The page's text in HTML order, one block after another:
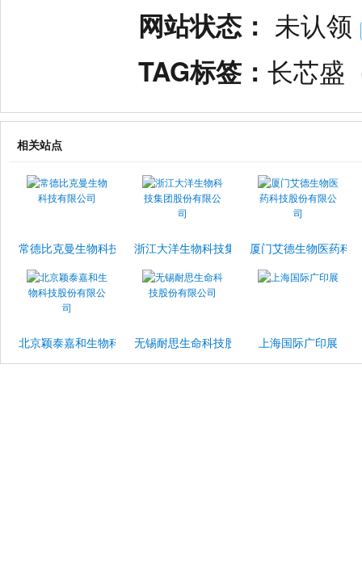
网站状态： 未认领
TAG标签： 长芯盛
相关站点
常德比克曼生物科技有限公司浙江大洋生物科技集团股份有限公司
厦门艾德生物医药科
北京颖泰嘉和生物科技股份有限公司无锡耐思生命科技股份有限公司上海国际广印展